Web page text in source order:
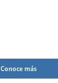
Conoce más